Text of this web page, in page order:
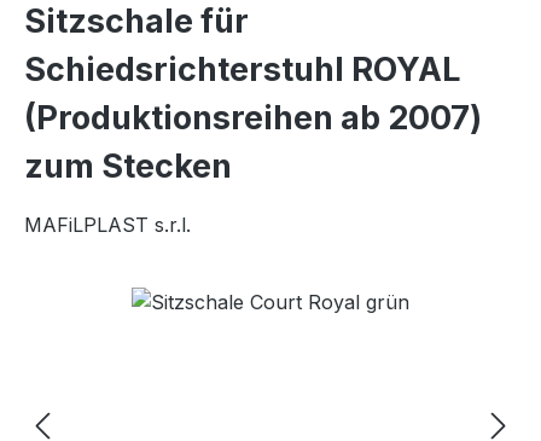
Sitzschale für
Schiedsrichterstuhl ROYAL
(Produktionsreihen ab 2007)
zum Stecken
MAFiLPLAST s.r.l.
Bildergalerie überspringen